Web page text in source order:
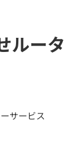
ルータ
サービス